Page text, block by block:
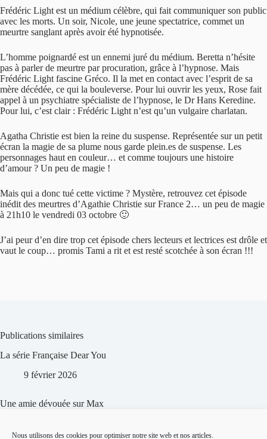
Nous utilisons des cookies pour optimiser notre site web et nos articles.
Frédéric Light est un médium célèbre, qui fait communiquer son public
avec les morts. Un soir, Nicole, une jeune spectatrice, commet un
meurtre sanglant après avoir été hypnotisée.
L’homme poignardé est un ennemi juré du médium. Beretta n’hésite
pas à parler de meurtre par procuration, grâce à l’hypnose. Mais
Frédéric Light fascine Gréco. Il la met en contact avec l’esprit de sa
mère décédée, ce qui la bouleverse. Pour lui ouvrir les yeux, Rose fait
appel à un psychiatre spécialiste de l’hypnose, le Dr Hans Keredine.
Pour lui, c’est clair : Frédéric Light n’est qu’un vulgaire charlatan.
Agatha Christie est bien la reine du suspense. Représentée sur un petit
écran la magie de sa plume nous garde plein.es de suspense. Les
personnages haut en couleur… et comme toujours une histoire
d’amour ? Un peu de magie !
Mais qui a donc tué cette victime ? Mystère, retrouvez cet épisode
inédit des meurtres d’Agathie Christie sur France 2… un peu de magie
à 21h10 le vendredi 03 octobre 🙂
J’ai peur d’en dire trop cet épisode chers lecteurs et lectrices est drôle et
vaut le coup… promis Tami a rit et est resté scotchée à son écran !!!
Publications similaires
La série Française Dear You
9 février 2026
Une amie dévouée sur Max